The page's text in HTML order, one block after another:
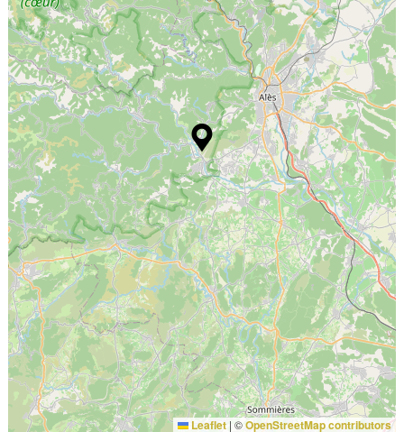
Leaflet | ©OpenStreetMap contributors